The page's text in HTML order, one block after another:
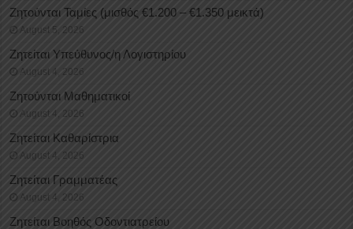
Ζητούνται Ταμίες (μισθός €1.200 – €1.350 μεικτά)
August 5, 2026
Ζητείται Υπεύθυνος/η Λογιστηρίου
August 4, 2026
Ζητούνται Μαθηματικοί
August 4, 2026
Ζητείται Καθαρίστρια
August 4, 2026
Ζητείται Γραμματέας
August 4, 2026
Ζητείται Βοηθός Οδοντιατρείου